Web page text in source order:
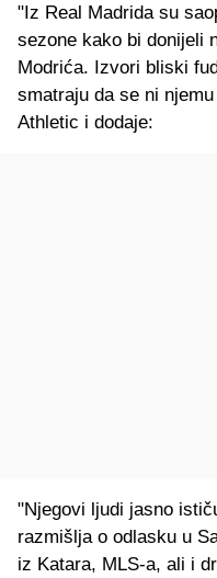
"Iz Real Madrida su
sezone kako bi donijeli
Modrića. Izvori bliski
smatraju da se ni
Athletic i dodaje:
"Njegovi ljudi jasno
razmišlja o odlasku u
iz Katara, MLS-a, ali i